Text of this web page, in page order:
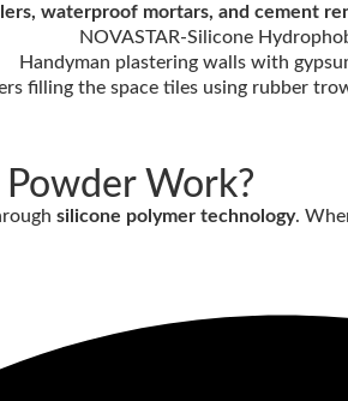
waterproof mortars, and cement
Work?
silicone polymer technology.